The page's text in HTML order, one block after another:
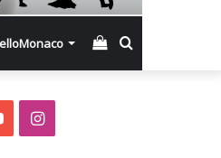
Смотреть
YouTubeInstagram